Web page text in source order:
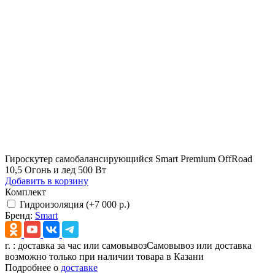
Гироскутер самобалансирующийся Smart Premium OffRoad
10,5 Огонь и лед 500 Вт
Добавить в корзину
Комплект
Гидроизоляция (+7 000 р.)
Бренд: Smart
г. : доставка за час или самовывозСамовывоз или доставка
возможно только при наличии товара в Казани
Подробнее о доставке